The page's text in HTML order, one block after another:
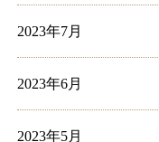
2023年7月
2023年6月
2023年5月